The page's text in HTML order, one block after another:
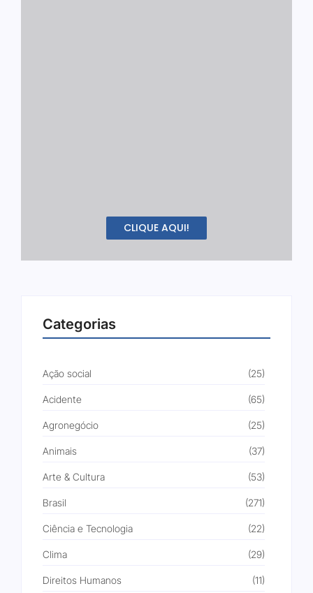
CLIQUE AQUI!
Categorias
Ação social (25)
Acidente (65)
Agronegócio (25)
Animais (37)
Arte & Cultura (53)
Brasil (271)
Ciência e Tecnologia (22)
Clima (29)
Direitos Humanos (11)